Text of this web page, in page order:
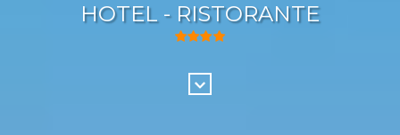
HOTEL - RISTORANTE